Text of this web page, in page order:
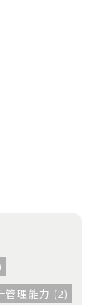
管理能力 (2)